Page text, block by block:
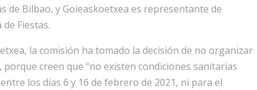
de Bilbao, y Goieaskoetxea es representante de
Fiestas.
la comisión ha tomado la decisión de no organizar
creen que “no existen condiciones sanitarias
los días 6 y 16 de febrero de 2021, ni para el